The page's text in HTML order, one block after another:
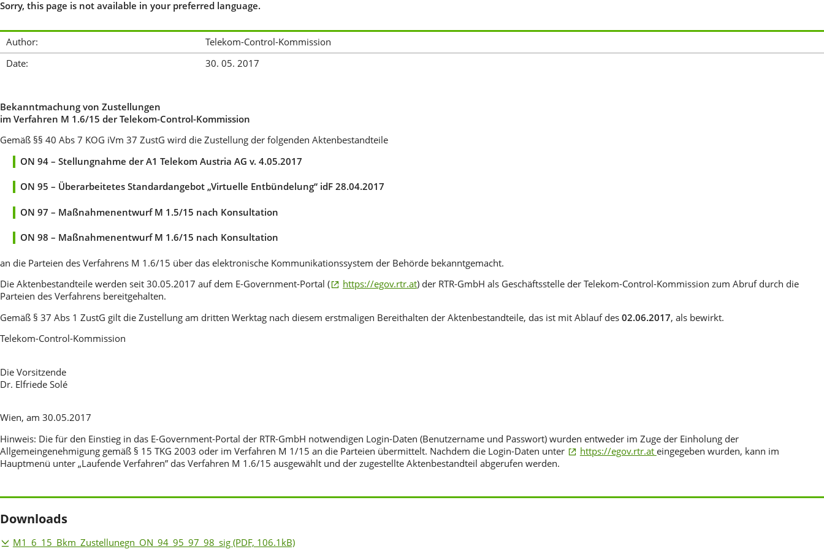
Sorry, this page is not available in your preferred language.
Author:
Telekom-Control-Kommission
Date:
30. 05. 2017
Bekanntmachung von Zustellungen
im Verfahren M 1.6/15 der Telekom-Control-Kommission
Gemäß §§ 40 Abs 7 KOG iVm 37 ZustG wird die Zustellung der folgenden Aktenbestandteile
ON 94 – Stellungnahme der A1 Telekom Austria AG v. 4.05.2017
ON 95 – Überarbeitetes Standardangebot „Virtuelle Entbündelung“ idF 28.04.2017
ON 97 – Maßnahmenentwurf M 1.5/15 nach Konsultation
ON 98 – Maßnahmenentwurf M 1.6/15 nach Konsultation
an die Parteien des Verfahrens M 1.6/15 über das elektronische Kommunikationssystem der Behörde bekanntgemacht.
Die Aktenbestandteile werden seit 30.05.2017 auf dem E-Government-Portal (
https://egov.rtr.at) der RTR-GmbH als Geschäftsstelle der Telekom-Control-Kommission zum Abruf durch die
Parteien des Verfahrens bereitgehalten.
Gemäß § 37 Abs 1 ZustG gilt die Zustellung am dritten Werktag nach diesem erstmaligen Bereithalten der Aktenbestandteile, das ist mit Ablauf des 02.06.2017, als bewirkt.
Telekom-Control-Kommission
Die Vorsitzende
Dr. Elfriede Solé
Wien, am 30.05.2017
Hinweis: Die für den Einstieg in das E-Government-Portal der RTR-GmbH notwendigen Login-Daten (Benutzername und Passwort) wurden entweder im Zuge der Einholung der
Allgemeingenehmigung gemäß § 15 TKG 2003 oder im Verfahren M 1/15 an die Parteien übermittelt. Nachdem die Login-Daten unter
https://egov.rtr.at eingegeben wurden, kann im
Hauptmenü unter „Laufende Verfahren” das Verfahren M 1.6/15 ausgewählt und der zugestellte Aktenbestandteil abgerufen werden.
Downloads
M1_6_15_Bkm_Zustellunegn_ON_94_95_97_98_sig (PDF, 106.1kB)